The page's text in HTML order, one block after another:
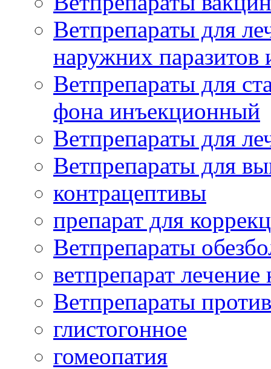
Ветпрепараты для
наружних
Ветпрепараты для
фона инъекционный
Ветпрепараты для
Ветпрепараты для
контрацептивы
препарат для
Ветпрепараты
ветпрепарат
Ветпрепараты
глистогонное
гомеопатия